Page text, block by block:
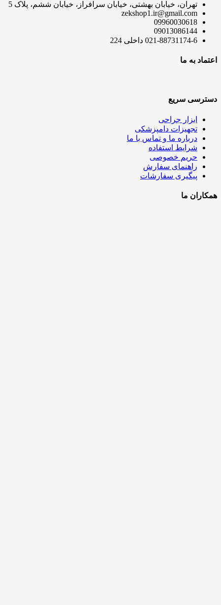
تهران، خیابان بهشتی، خیابان سرافراز، خیابان ششم، پلاک 5
zekshop1.ir@gmail.com
09960030618
09013086144
021-88731174-6 داخلی 224
اعتماد به ما
دسترسی سریع
ابزار جراحی
تجهیزات دامپزشکی
درباره ما و تماس با ما
شرایط استفاده
حریم خصوصی
راهنمای سفارش
پیگیری سفارشات
همکاران ما